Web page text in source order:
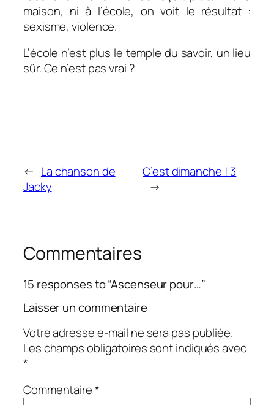
maison, ni à l’école, on voit le résultat :
sexisme, violence.
L’école n’est plus le temple du savoir, un lieu
sûr. Ce n’est pas vrai ?
← La chanson de
Jacky
C’est dimanche ! 3
→
Commentaires
15 responses to “Ascenseur pour…”
Laisser un commentaire
Votre adresse e-mail ne sera pas publiée.
Les champs obligatoires sont indiqués avec
*
Commentaire*